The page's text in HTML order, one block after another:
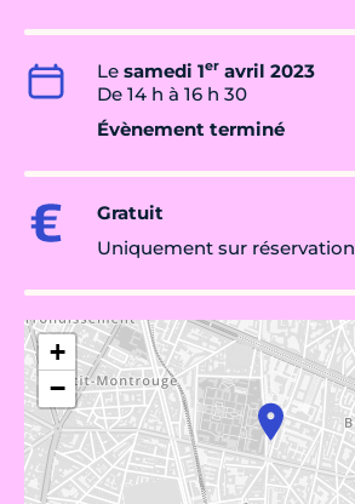
Le samedi 1er avril 2023
De 14 h à 16 h 30
Évènement terminé
Gratuit
Uniquement sur réservation
+
−